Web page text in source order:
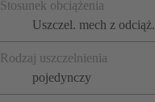
Stosunek obciążenia
Uszczel. mech z odciąż.
Rodzaj uszczelnienia
pojedynczy